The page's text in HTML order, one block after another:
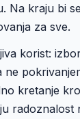
Na kraju bi
za sve.
korist:
kretanje
radoznalost